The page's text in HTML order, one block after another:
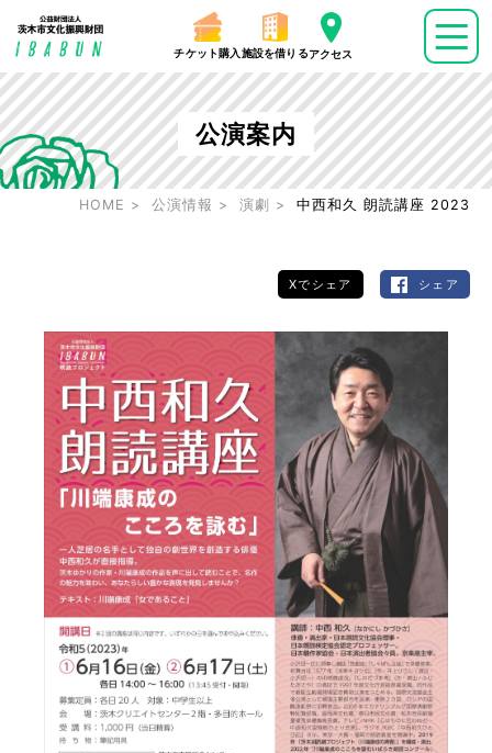
チケット購入 施設を借りるアクセス
公演案内
HOME 公演情報 演劇 中西和久 朗読講座 2023
Xでシェア シェア